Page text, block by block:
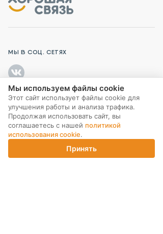
Корзина
МЫ В СОЦ. СЕТЯХ
ПОДПИСКА НА РАССЫЛКУ
Мы используем файлы cookie
Этот сайт использует файлы cookie для
улучшения работы и анализа трафика.
Продолжая использовать сайт, вы
соглашаетесь с нашей политикой
использования cookie.
Принять